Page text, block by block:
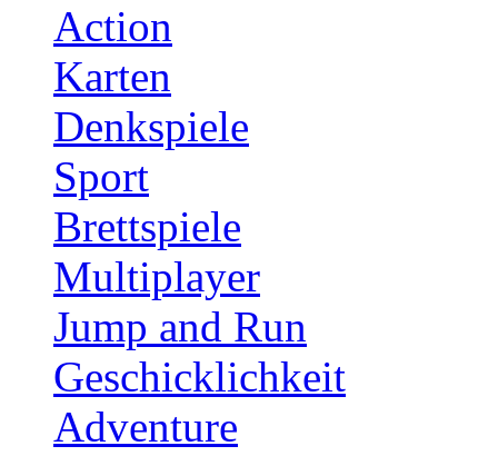
Action
Karten
Denkspiele
Sport
Brettspiele
Multiplayer
Jump and Run
Geschicklichkeit
Adventure